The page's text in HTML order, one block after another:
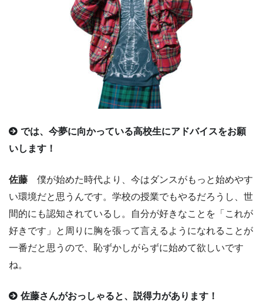
では、今夢に向かっている高校生にアドバイスをお願
いします！
佐藤 僕が始めた時代より、今はダンスがもっと始めやす
い環境だと思うんです。学校の授業でもやるだろうし、世
間的にも認知されているし。自分が好きなことを「これが
好きです」と周りに胸を張って言えるようになれることが
一番だと思うので、恥ずかしがらずに始めて欲しいです
ね。
佐藤さんがおっしゃると、説得力があります！